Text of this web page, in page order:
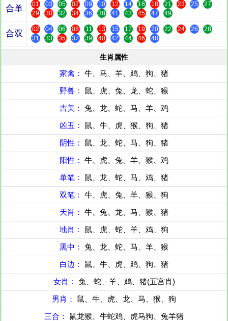
合单 01 03 05 07 09 10 12 14 16 18 21 23 25
27
29
30 32 34 36 38 41 43 45 47 49
合双 02 04 06 08 11 13 15 17 19 20 22 24 26
28
31
33 35 37 39 40 42 44 46 48
生肖属性
家禽： 牛、马、羊、鸡、狗、猪
野兽： 鼠、虎、兔、龙、蛇、猴
吉美： 兔、龙、蛇、马、羊、鸡
凶丑： 鼠、牛、虎、猴、狗、猪
阴性： 鼠、龙、蛇、马、狗、猪
阳性： 牛、虎、兔、羊、猴、鸡
单笔： 鼠、龙、蛇、马、鸡、猪
双笔： 牛、虎、兔、羊、猴、狗
天肖： 牛、兔、龙、马、猴、猪
地肖： 鼠、虎、蛇、羊、鸡、狗
黑中： 兔、龙、蛇、马、羊、猴
白边： 鼠、牛、虎、鸡、狗、猪
女肖： 兔、蛇、羊、鸡、猪(五宫肖)
男肖： 鼠、牛、虎、龙、马、猴、狗
三合： 鼠龙猴、牛蛇鸡、虎马狗、兔羊猪